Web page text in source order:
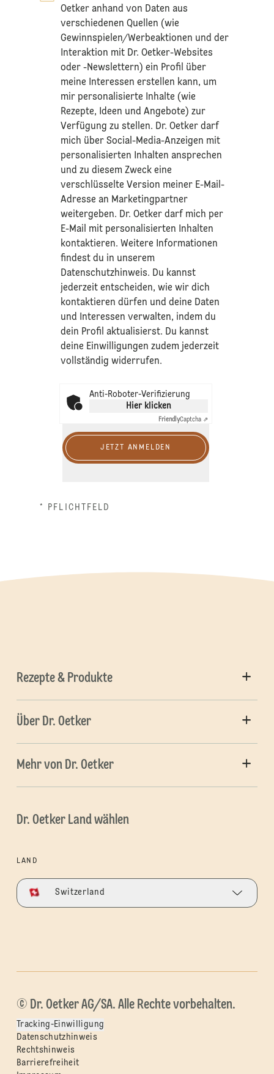
Oetker anhand von Daten aus
verschiedenen Quellen (wie
Gewinnspielen/Werbeaktionen und der
Interaktion mit Dr. Oetker-Websites
oder -Newslettern) ein Profil über
meine Interessen erstellen kann, um
mir personalisierte Inhalte (wie
Rezepte, Ideen und Angebote) zur
Verfügung zu stellen. Dr. Oetker darf
mich über Social-Media-Anzeigen mit
personalisierten Inhalten ansprechen
und zu diesem Zweck eine
verschlüsselte Version meiner E-Mail-
Adresse an Marketingpartner
weitergeben. Dr. Oetker darf mich per
E-Mail mit personalisierten Inhalten
kontaktieren. Weitere Informationen
findest du in unserem
Datenschutzhinweis. Du kannst
jederzeit entscheiden, wie wir dich
kontaktieren dürfen und deine Daten
und Interessen verwalten, indem du
dein Profil aktualisierst. Du kannst
deine Einwilligungen zudem jederzeit
vollständig widerrufen.
Anti-Roboter-Verifizierung
Hier klicken
FriendlyCaptcha ⇗
JETZT ANMELDEN
* PFLICHTFELD
Rezepte & Produkte
Über Dr. Oetker
Mehr von Dr. Oetker
Dr. Oetker Land wählen
LAND
Switzerland
© Dr. Oetker AG/SA. Alle Rechte vorbehalten.
Tracking-Einwilligung
Datenschutzhinweis
Rechtshinweis
Barrierefreiheit